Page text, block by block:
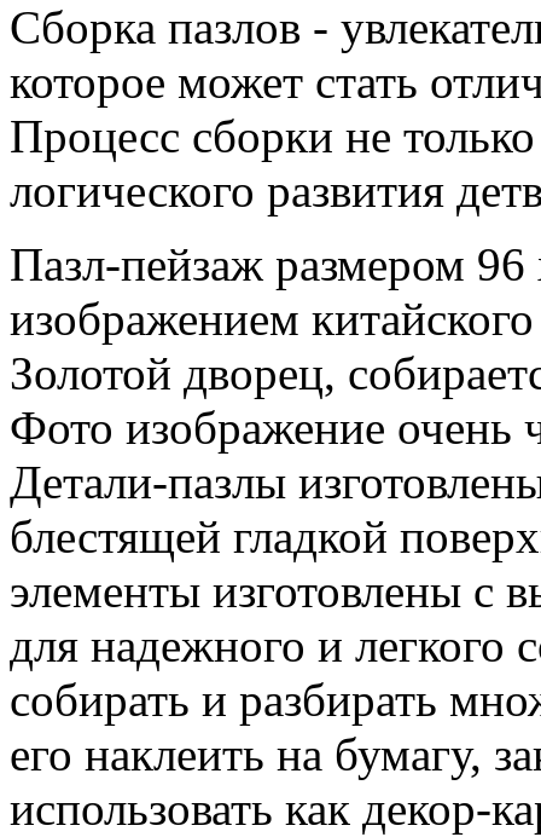
Сборка пазлов -
которое может стать
Процесс сборки не
логического развития
Пазл-пейзаж размером 96
изображением
Золотой дворец,
Фото изображение очень
Детали-пазлы
блестящей гладкой
элементы изготовлены с
для надежного и легкого
собирать и разбирать
его наклеить на бумагу,
использовать как декор-